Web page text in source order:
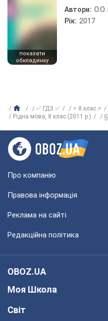
показати
обкладинку
Автори: О.О.
Рік: 2017
✅ ГДЗ ✅ ⚡ 8 клас ⚡
Рідна мова, 8 клас (2011 р.)
Про компанію
Правова інформація
Реклама на сайті
Редакційна політика
OBOZ.UA
Моя Школа
Світ